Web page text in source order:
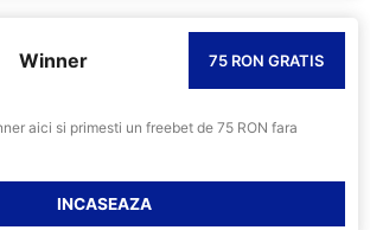
Winner 75 RON GRATIS
aici si primesti un freebet de 75 RON fara
INCASEAZA